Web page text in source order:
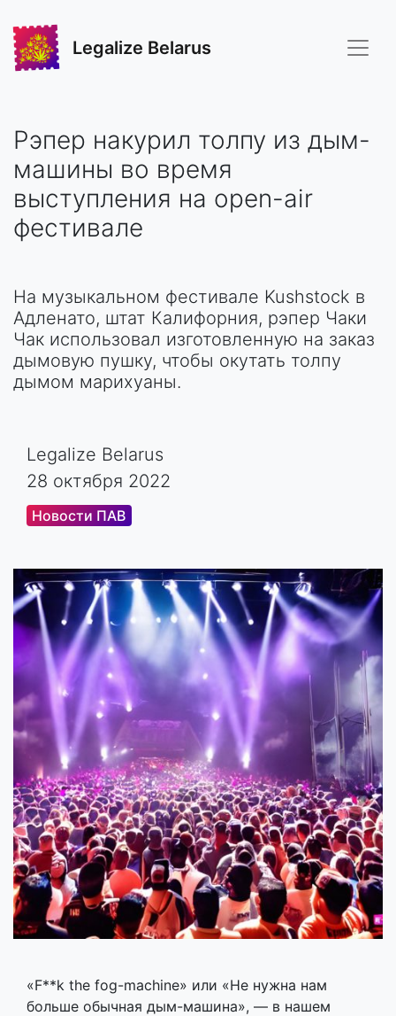
Legalize Belarus
Рэпер накурил толпу из дым-
машины во время
выступления на open-air
фестивале
На музыкальном фестивале Kushstock в
Адленато, штат Калифорния, рэпер Чаки
Чак использовал изготовленную на заказ
дымовую пушку, чтобы окутать толпу
дымом марихуаны.
Legalize Belarus
28 октября 2022
Новости ПАВ
«F**k the fog-machine» или «Не нужна нам
больше обычная дым-машина», — в нашем